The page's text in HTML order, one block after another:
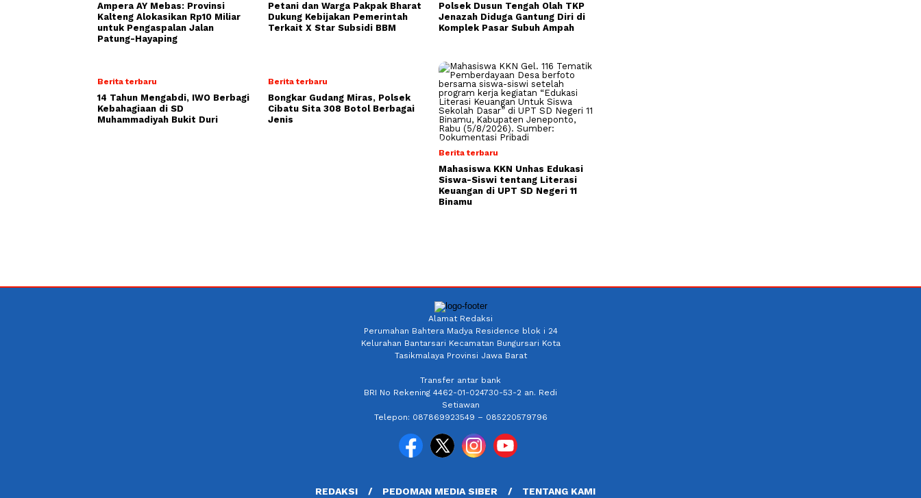
Ampera AY Mebas: Provinsi
Kalteng Alokasikan Rp10 Miliar
untuk Pengaspalan Jalan
Patung-Hayaping
Petani dan Warga Pakpak Bharat
Dukung Kebijakan Pemerintah
Terkait X Star Subsidi BBM
Polsek Dusun Tengah Olah TKP
Jenazah Diduga Gantung Diri di
Komplek Pasar Subuh Ampah
Berita terbaru
14 Tahun Mengabdi, IWO Berbagi
Kebahagiaan di SD
Muhammadiyah Bukit Duri
Berita terbaru
Bongkar Gudang Miras, Polsek
Cibatu Sita 308 Botol Berbagai
Jenis
Berita terbaru
Mahasiswa KKN Unhas Edukasi
Siswa-Siswi tentang Literasi
Keuangan di UPT SD Negeri 11
Binamu
Alamat Redaksi
Perumahan Bahtera Madya Residence blok i 24
Kelurahan Bantarsari Kecamatan Bungursari Kota
Tasikmalaya Provinsi Jawa Barat
Transfer antar bank
BRI No Rekening 4462-01-024730-53-2 an. Redi
Setiawan
Telepon: 087869923549 – 085220579796
REDAKSI PEDOMAN MEDIA SIBER TENTANG KAMI